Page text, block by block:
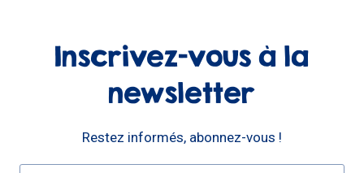
Inscrivez-vous à la
newsletter
Restez informés, abonnez-vous !